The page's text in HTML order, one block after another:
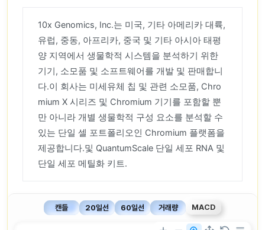
10x Genomics, Inc.는 미국, 기타 아메리카 대륙,
유럽, 중동, 아프리카, 중국 및 기타 아시아 태평
양 지역에서 생물학적 시스템을 분석하기 위한
기기, 소모품 및 소프트웨어를 개발 및 판매합니
다.이 회사는 미세유체 칩 및 관련 소모품, Chro
mium X 시리즈 및 Chromium 기기를 포함할 뿐
만 아니라 개별 생물학적 구성 요소를 분석할 수
있는 단일 셀 포트폴리오인 Chromium 플랫폼을
제공합니다.및 QuantumScale 단일 세포 RNA 및
단일 세포 메틸화 키트.
캔들 20일선 60일선 거래량 MACD